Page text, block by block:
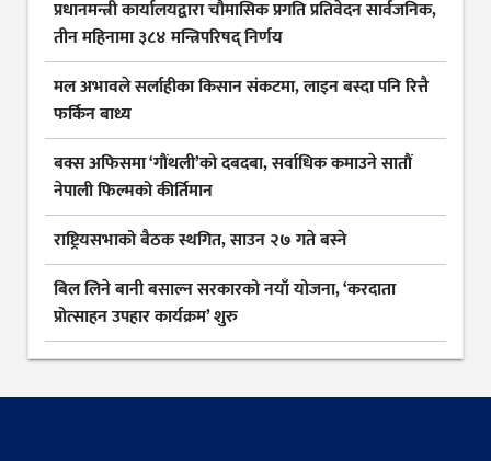
प्रधानमन्त्री कार्यालयद्वारा चौमासिक प्रगति प्रतिवेदन सार्वजनिक,
तीन महिनामा ३८४ मन्त्रिपरिषद् निर्णय
मल अभावले सर्लाहीका किसान संकटमा, लाइन बस्दा पनि रित्तै
फर्किन बाध्य
बक्स अफिसमा ‘गौंथली’को दबदबा, सर्वाधिक कमाउने सातौं
नेपाली फिल्मको कीर्तिमान
राष्ट्रियसभाको बैठक स्थगित, साउन २७ गते बस्ने
बिल लिने बानी बसाल्न सरकारको नयाँ योजना, ‘करदाता
प्रोत्साहन उपहार कार्यक्रम’ शुरु